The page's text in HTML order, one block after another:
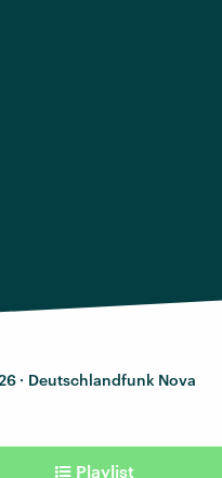
· Deutschlandfunk Nova
Playlist